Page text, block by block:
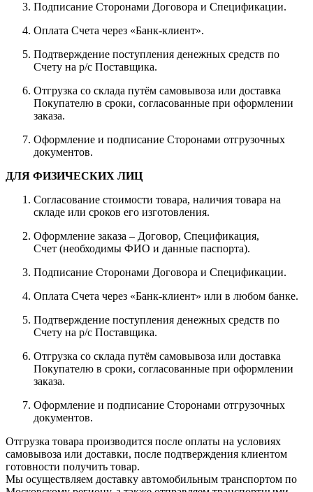
Подписание Сторонами Договора и Спецификации.
Оплата Счета через «Банк-клиент».
Подтверждение поступления денежных средств по
Счету на р/с Поставщика.
Отгрузка со склада путём самовывоза или доставка
Покупателю в сроки, согласованные при оформлении
заказа.
Оформление и подписание Сторонами отгрузочных
документов.
ДЛЯ ФИЗИЧЕСКИХ ЛИЦ
Согласование стоимости товара, наличия товара на
складе или сроков его изготовления.
Оформление заказа – Договор, Спецификация,
Счет (необходимы ФИО и данные паспорта).
Подписание Сторонами Договора и Спецификации.
Оплата Счета через «Банк-клиент» или в любом банке.
Подтверждение поступления денежных средств по
Счету на р/с Поставщика.
Отгрузка со склада путём самовывоза или доставка
Покупателю в сроки, согласованные при оформлении
заказа.
Оформление и подписание Сторонами отгрузочных
документов.
Отгрузка товара производится после оплаты на условиях
самовывоза или доставки, после подтверждения клиентом
готовности получить товар.
Мы осуществляем доставку автомобильным транспортом по